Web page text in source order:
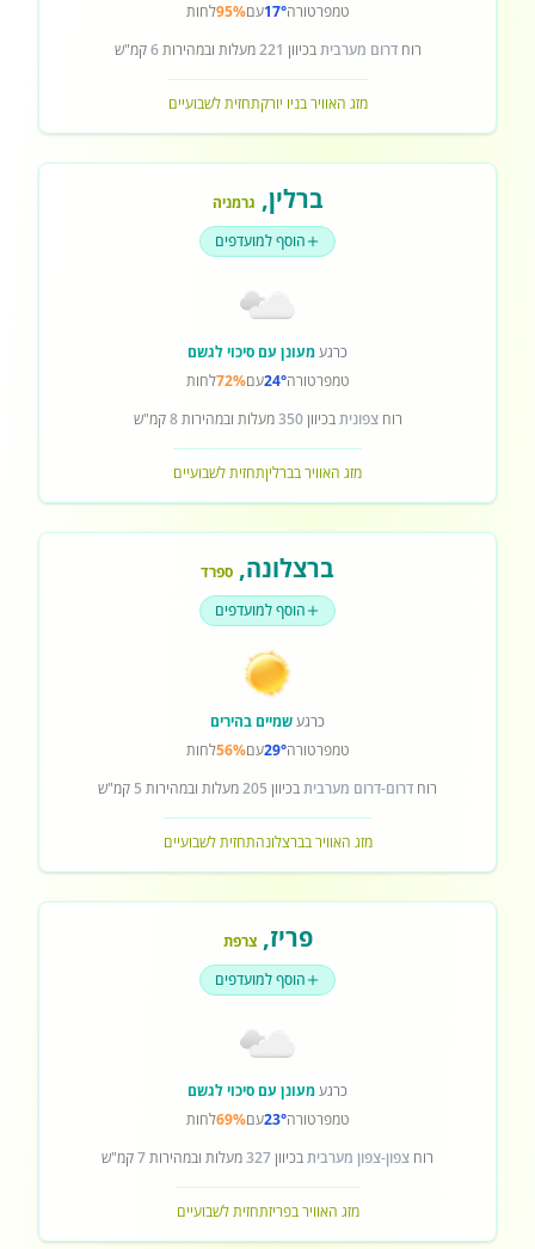
טמפרטורה17°עם95%לחות
רוחדרום מערביתבכיוון 221מעלות ובמהירות6קמ"ש
מזג האוויר בניו יורקתחזית לשבועיים
ברלין, גרמניה
הוסף למועדפים
כרגעמעונן עם סיכוי לגשם
טמפרטורה24°עם72%לחות
רוחצפוניתבכיוון350מעלות ובמהירות8קמ"ש
מזג האוויר בברליןתחזית לשבועיים
ברצלונה, ספרד
הוסף למועדפים
כרגעשמיים בהירים
טמפרטורה29°עם56%לחות
רוח דרום-דרום מערביתבכיוון 205מעלות ובמהירות 5 קמ"ש
מזג האוויר בברצלונהתחזית לשבועיים
פריז,צרפת
הוסף למועדפים
כרגעמעונן עם סיכוי לגשם
טמפרטורה23°עם69%לחות
רוח צפון-צפון מערביתבכיוון327מעלות ובמהירות7קמ"ש
מזג האוויר בפריזתחזית לשבועיים